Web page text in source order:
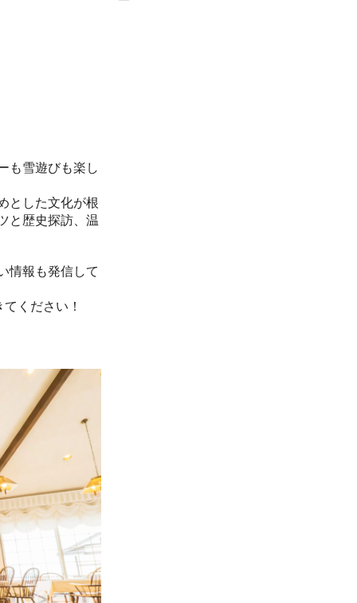
も雪遊びも楽し
とした文化が根
と歴史探訪、温
情報も発信して
ください！